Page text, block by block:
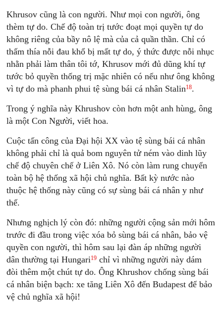
Khrusov cũng là con người. Như mọi con người, ông
thèm tự do. Chế độ toàn trị tước đoạt mọi quyền tự do
không riêng của bầy nô lệ mà của cả quần thần. Chỉ có
thấm thía nỗi đau khổ bị mất tự do, ý thức được nỗi nhục
nhằn phải làm thân tôi tớ, Khrusov mới đủ dũng khí tự
tước bỏ quyền thống trị mặc nhiên có nếu như ông không
vì tự do mà phanh phui tệ sùng bái cá nhân Stalin18.
Trong ý nghĩa này Khrushov còn hơn một anh hùng, ông
là một Con Người, viết hoa.
Cuộc tấn công của Ðại hội XX vào tệ sùng bái cá nhân
không phải chỉ là quả bom nguyên tử ném vào dinh lũy
chế độ chuyên chế ở Liên Xô. Nó còn làm rung chuyển
toàn bộ hệ thống xã hội chủ nghĩa. Bất kỳ nước nào
thuộc hệ thống này cũng có sự sùng bái cá nhân y như
thế.
Nhưng nghịch lý còn đó: những người cộng sản mới hôm
trước đi đầu trong việc xóa bỏ sùng bái cá nhân, bảo vệ
quyền con người, thì hôm sau lại đàn áp những người
dân thường tại Hungari19 chỉ vì những người này dám
đòi thêm một chút tự do. Ông Khrushov chống sùng bái
cá nhân biện bạch: xe tăng Liên Xô đến Budapest để bảo
vệ chủ nghĩa xã hội!